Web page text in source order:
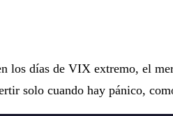
los días de VIX extremo, el
solo cuando hay pánico,